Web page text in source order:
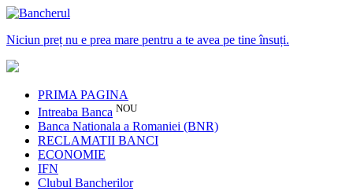
Niciun preț nu e prea mare pentru a te avea pe tine însuți.
PRIMA PAGINA
Intreaba Banca NOU
Banca Nationala a Romaniei (BNR)
RECLAMATII BANCI
ECONOMIE
IFN
Clubul Bancherilor